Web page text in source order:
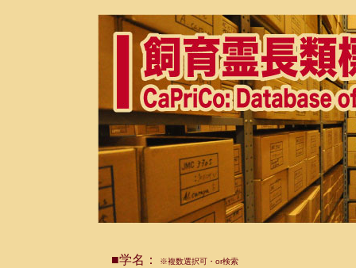
■学名： ※複数選択可・or検索